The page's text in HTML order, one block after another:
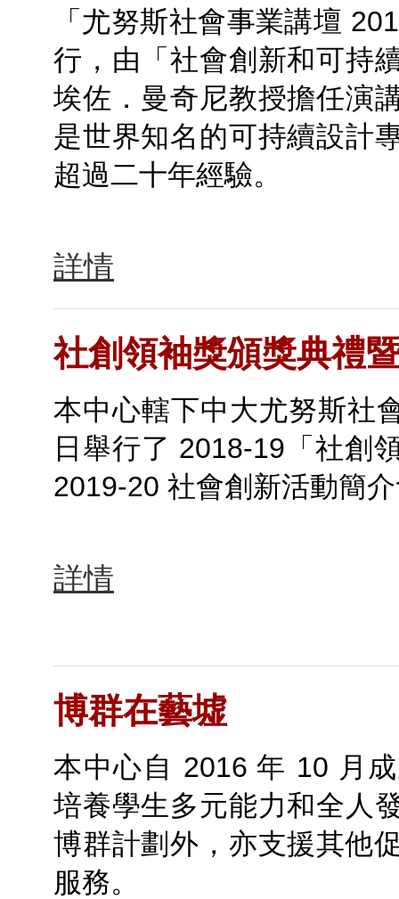
「尤努斯社會事業講壇
行，由「社會創新和可持
埃佐．曼奇尼教授擔任演
是世界知名的可持續設計
超過二十年經驗。
詳情
社創領袖獎頒獎典禮
本中心轄下中大尤努斯社
日舉行了 2018-19「社創
2019-20 社會創新活動簡
詳情
博群在藝墟
本中心自 2016 年 10 月
培養學生多元能力和全人
博群計劃外，亦支援其他
服務。